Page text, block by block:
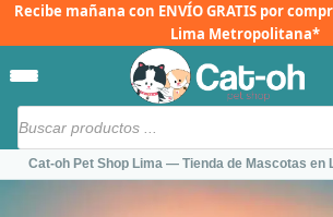
Recibe mañana con ENVÍO GRATISpor
Lima Metropolitana*
Búsqueda
de
productos
Cat-oh Pet Shop Lima — Tienda de Mascotas en